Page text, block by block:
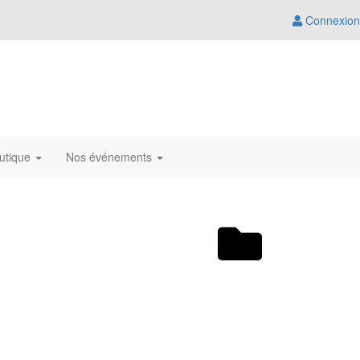
Connexion
Nos événements